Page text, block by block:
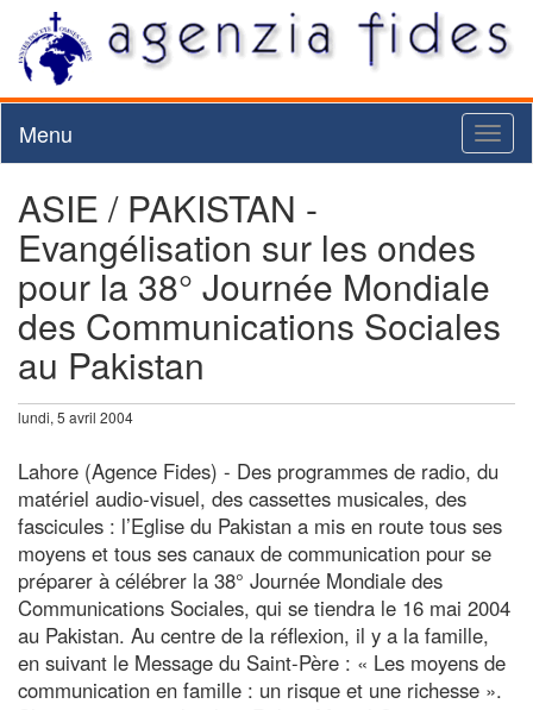
Menu
ASIE / PAKISTAN -
Evangélisation sur les ondes
pour la 38° Journée Mondiale
des Communications Sociales
au Pakistan
lundi, 5 avril 2004
Lahore (Agence Fides) - Des programmes de radio, du
matériel audio-visuel, des cassettes musicales, des
fascicules : l’Eglise du Pakistan a mis en route tous ses
moyens et tous ses canaux de communication pour se
préparer à célébrer la 38° Journée Mondiale des
Communications Sociales, qui se tiendra le 16 mai 2004
au Pakistan. Au centre de la réflexion, il y a la famille,
en suivant le Message du Saint-Père : « Les moyens de
communication en famille : un risque et une richesse ».